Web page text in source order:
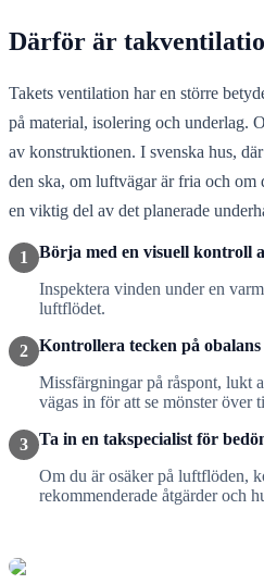
Därför är
Takets ventilation har en större
på material, isolering och underlag.
av konstruktionen. I svenska hus,
den ska, om luftvägar är fria och
en viktig del av det planerade
1
Börja med en visuell kontroll
Inspektera vinden under en
luftflödet.
2 Kontrollera tecken på
Missfärgningar på råspont, lukt
vägas in för att se mönster över
3 Ta in en takspecialist för
Om du är osäker på luftflöden,
rekommenderade åtgärder och